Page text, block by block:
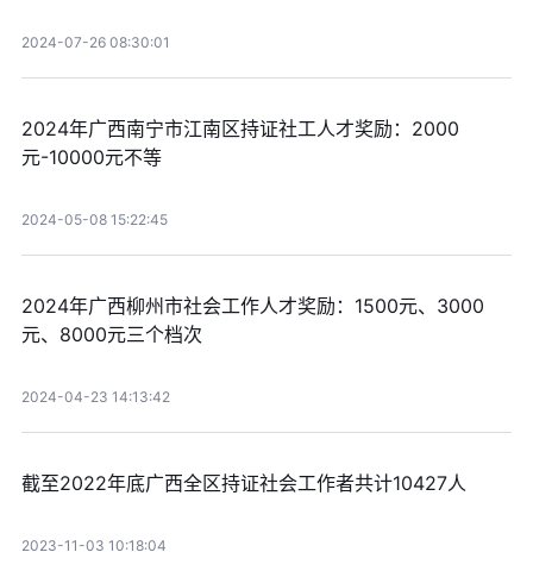
2024-07-26 08:30:01
2024年广西南宁市江南区持证社工人才奖励：2000
元-10000元不等
2024-05-08 15:22:45
2024年广西柳州市社会工作人才奖励：1500元、3000
元、8000元三个档次
2024-04-23 14:13:42
截至2022年底广西全区持证社会工作者共计10427人
2023-11-03 10:18:04